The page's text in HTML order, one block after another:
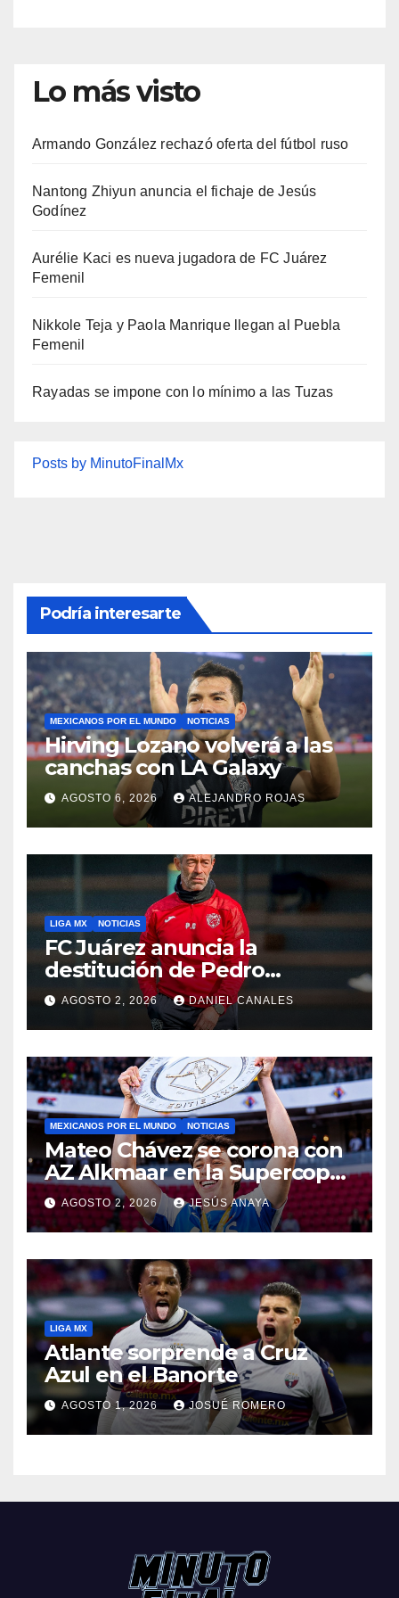
Lo más visto
Armando González rechazó oferta del fútbol ruso
Nantong Zhiyun anuncia el fichaje de Jesús
Godínez
Aurélie Kaci es nueva jugadora de FC Juárez
Femenil
Nikkole Teja y Paola Manrique llegan al Puebla
Femenil
Rayadas se impone con lo mínimo a las Tuzas
Posts by MinutoFinalMx
Podría interesarte
MEXICANOS POR EL MUNDO NOTICIAS
Hirving Lozano volverá a las
canchas con LA Galaxy
AGOSTO 6, 2026 ALEJANDRO ROJAS
LIGA MX NOTICIAS
FC Juárez anuncia la
destitución de Pedro
Caixinha
AGOSTO 2, 2026 DANIEL CANALES
MEXICANOS POR EL MUNDO NOTICIAS
Mateo Chávez se corona con
AZ Alkmaar en la Supercopa
de Países Bajos
AGOSTO 2, 2026 JESÚS ANAYA
LIGA MX
Atlante sorprende a Cruz
Azul en el Banorte
AGOSTO 1, 2026 JOSUÉ ROMERO